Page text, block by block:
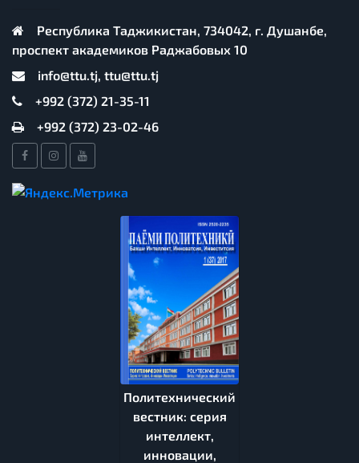
Республика Таджикистан, 734042, г. Душанбе,
проспект академиков Раджабовых 10
info@ttu.tj, ttu@ttu.tj
+992 (372) 21-35-11
+992 (372) 23-02-46
Политехнический
вестник: серия
интеллект,
инновации,